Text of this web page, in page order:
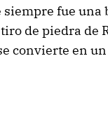
siempre fue
de piedra de
convierte en